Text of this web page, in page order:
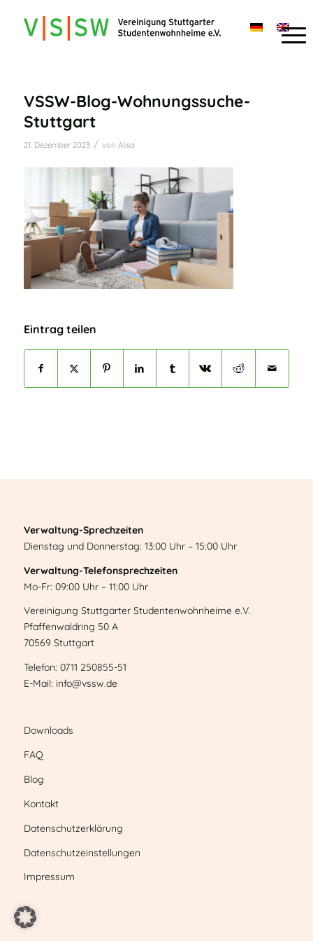
VSSW-Blog-Wohnungssuche-
Stuttgart
21. Dezember 2023 / von Alisa
Eintrag teilen
Verwaltung-Sprechzeiten
Dienstag und Donnerstag: 13:00 Uhr – 15:00 Uhr
Verwaltung-Telefonsprechzeiten
Mo-Fr: 09:00 Uhr – 11:00 Uhr
Vereinigung Stuttgarter Studentenwohnheime e.V.
Pfaffenwaldring 50 A
70569 Stuttgart
Telefon: 0711 250855-51
E-Mail: info@vssw.de
Downloads
FAQ
Blog
Kontakt
Datenschutzerklärung
Datenschutzeinstellungen
Impressum